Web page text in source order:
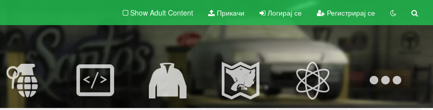
Show Adult Content Прикачи Логирај се Регистрирај се